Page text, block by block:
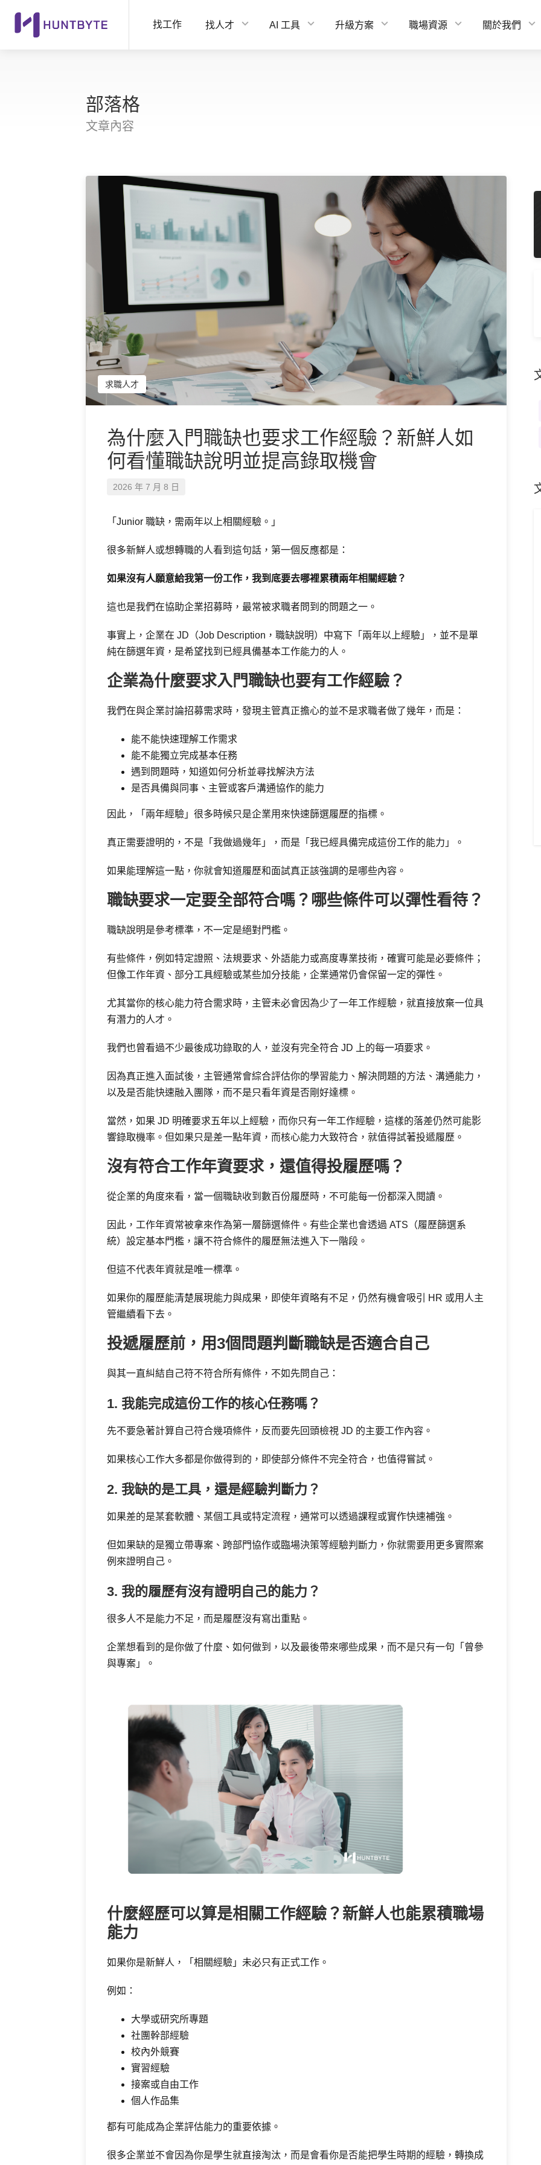
找工作 找人才 AI 工具 升級方案 職場資源 關於我們
部落格
文章內容
求職人才
為什麼入門職缺也要求工作經驗？新鮮人如
何看懂職缺說明並提高錄取機會
2026 年 7 月 8 日
「Junior 職缺，需兩年以上相關經驗。」
很多新鮮人或想轉職的人看到這句話，第一個反應都是：
如果沒有人願意給我第一份工作，我到底要去哪裡累積兩年相關經驗？
這也是我們在協助企業招募時，最常被求職者問到的問題之一。
事實上，企業在 JD（Job Description，職缺說明）中寫下「兩年以上經驗」，並不是單
純在篩選年資，是希望找到已經具備基本工作能力的人。
企業為什麼要求入門職缺也要有工作經驗？
我們在與企業討論招募需求時，發現主管真正擔心的並不是求職者做了幾年，而是：
能不能快速理解工作需求
能不能獨立完成基本任務
遇到問題時，知道如何分析並尋找解決方法
是否具備與同事、主管或客戶溝通協作的能力
因此，「兩年經驗」很多時候只是企業用來快速篩選履歷的指標。
真正需要證明的，不是「我做過幾年」，而是「我已經具備完成這份工作的能力」。
如果能理解這一點，你就會知道履歷和面試真正該強調的是哪些內容。
職缺要求一定要全部符合嗎？哪些條件可以彈性看待？
職缺說明是參考標準，不一定是絕對門檻。
有些條件，例如特定證照、法規要求、外語能力或高度專業技術，確實可能是必要條件；
但像工作年資、部分工具經驗或某些加分技能，企業通常仍會保留一定的彈性。
尤其當你的核心能力符合需求時，主管未必會因為少了一年工作經驗，就直接放棄一位具
有潛力的人才。
我們也曾看過不少最後成功錄取的人，並沒有完全符合 JD 上的每一項要求。
因為真正進入面試後，主管通常會綜合評估你的學習能力、解決問題的方法、溝通能力，
以及是否能快速融入團隊，而不是只看年資是否剛好達標。
當然，如果 JD 明確要求五年以上經驗，而你只有一年工作經驗，這樣的落差仍然可能影
響錄取機率。但如果只是差一點年資，而核心能力大致符合，就值得試著投遞履歷。
沒有符合工作年資要求，還值得投履歷嗎？
從企業的角度來看，當一個職缺收到數百份履歷時，不可能每一份都深入閱讀。
因此，工作年資常被拿來作為第一層篩選條件。有些企業也會透過 ATS（履歷篩選系
統）設定基本門檻，讓不符合條件的履歷無法進入下一階段。
但這不代表年資就是唯一標準。
如果你的履歷能清楚展現能力與成果，即使年資略有不足，仍然有機會吸引 HR 或用人主
管繼續看下去。
投遞履歷前，用3個問題判斷職缺是否適合自己
與其一直糾結自己符不符合所有條件，不如先問自己：
1. 我能完成這份工作的核心任務嗎？
先不要急著計算自己符合幾項條件，反而要先回頭檢視 JD 的主要工作內容。
如果核心工作大多都是你做得到的，即使部分條件不完全符合，也值得嘗試。
2. 我缺的是工具，還是經驗判斷力？
如果差的是某套軟體、某個工具或特定流程，通常可以透過課程或實作快速補強。
但如果缺的是獨立帶專案、跨部門協作或臨場決策等經驗判斷力，你就需要用更多實際案
例來證明自己。
3. 我的履歷有沒有證明自己的能力？
很多人不是能力不足，而是履歷沒有寫出重點。
企業想看到的是你做了什麼、如何做到，以及最後帶來哪些成果，而不是只有一句「曾參
與專案」。
什麼經歷可以算是相關工作經驗？新鮮人也能累積職場
能力
如果你是新鮮人，「相關經驗」未必只有正式工作。
例如：
大學或研究所專題
社團幹部經驗
校內外競賽
實習經驗
接案或自由工作
個人作品集
都有可能成為企業評估能力的重要依據。
很多企業並不會因為你是學生就直接淘汰，而是會看你是否能把學生時期的經驗，轉換成